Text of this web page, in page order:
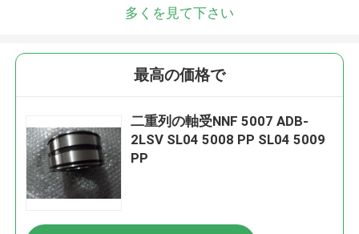
多くを見て下さい
最高の価格で
二重列の軸受NNF 5007 ADB-
2LSV SL04 5008 PP SL04 5009
PP